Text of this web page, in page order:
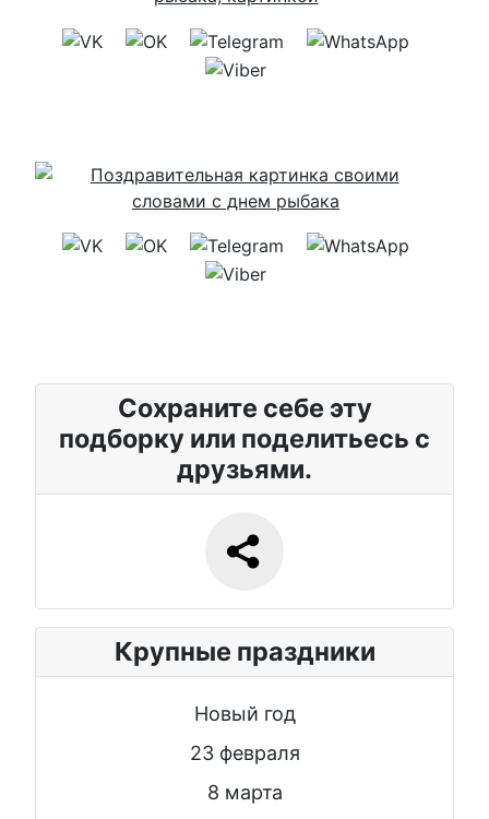
Сохраните себе эту
подборку или поделитьесь с
друзьями.
Крупные праздники
Новый год
23 февраля
8 марта